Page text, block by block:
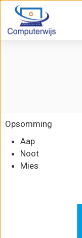
Opsomming
Aap
Noot
Mies